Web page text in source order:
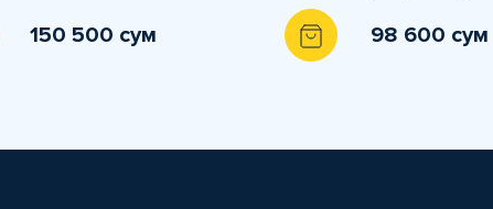
150 500 сум 98 600 сум